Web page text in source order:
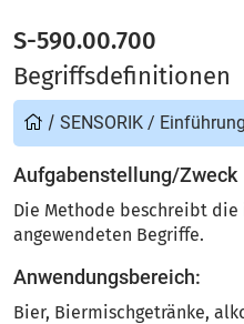
S-590.00.700
Begriffsdefinitionen
/ SENSORIK /
Aufgabenstellung/Zweck
Die Methode beschreibt
angewendeten Begriffe.
Anwendungsbereich:
Bier, Biermischgetränke,